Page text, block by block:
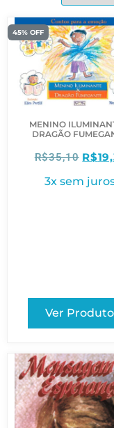
45% OFF
MENINO
DRAGÃO
R$35,10 R$
3x sem
Ver Produto